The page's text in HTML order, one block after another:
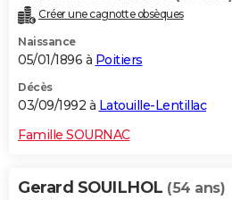
Créer une cagnotte obsèques
Naissance
05/01/1896 à Poitiers
Décès
03/09/1992 à Latouille-Lentillac
Famille SOURNAC
Gerard SOUILHOL (54 ans)